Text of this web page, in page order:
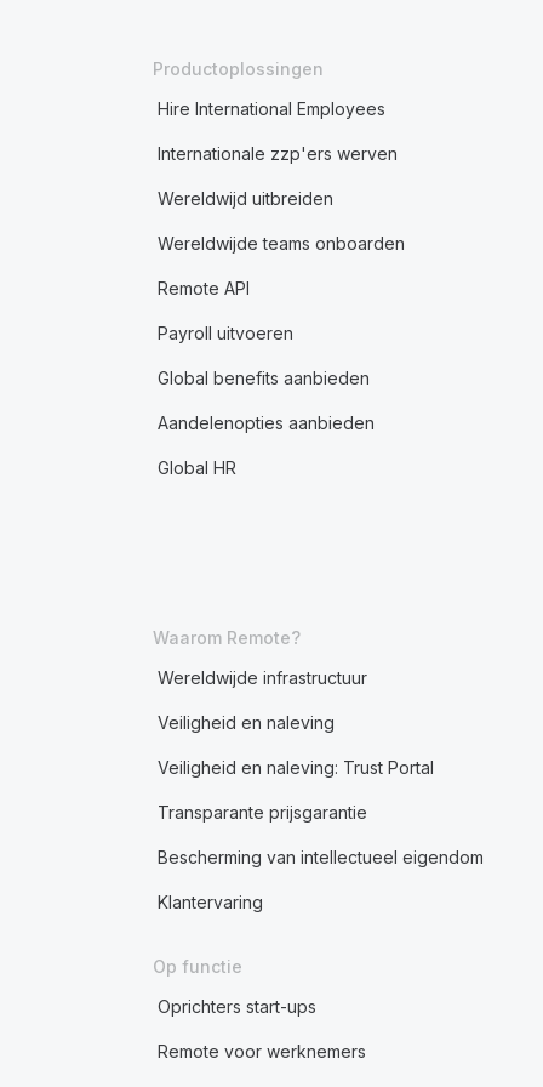
Productoplossingen
Hire International Employees
Internationale zzp'ers werven
Wereldwijd uitbreiden
Wereldwijde teams onboarden
Remote API
Payroll uitvoeren
Global benefits aanbieden
Aandelenopties aanbieden
Global HR
Waarom Remote?
Wereldwijde infrastructuur
Veiligheid en naleving
Veiligheid en naleving: Trust Portal
Transparante prijsgarantie
Bescherming van intellectueel eigendom
Klantervaring
Op functie
Oprichters start-ups
Remote voor werknemers